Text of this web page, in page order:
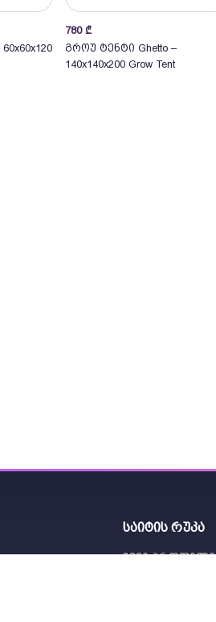
780 ₾
გროუ ტენტი Ghetto –
140x140x200 Grow Tent
საიტის რუკა
ჩემი პროფილი